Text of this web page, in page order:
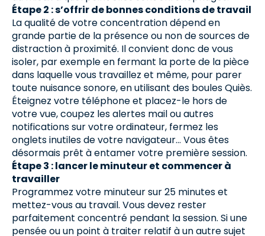
Étape 2 : s’offrir de bonnes conditions de travail
La qualité de votre concentration dépend en
grande partie de la présence ou non de sources de
distraction à proximité. Il convient donc de vous
isoler, par exemple en fermant la porte de la pièce
dans laquelle vous travaillez et même, pour parer
toute nuisance sonore, en utilisant des boules Quiès.
Éteignez votre téléphone et placez-le hors de
votre vue, coupez les alertes mail ou autres
notifications sur votre ordinateur, fermez les
onglets inutiles de votre navigateur… Vous êtes
désormais prêt à entamer votre première session.
Étape 3 : lancer le minuteur et commencer à
travailler
Programmez votre minuteur sur 25 minutes et
mettez-vous au travail. Vous devez rester
parfaitement concentré pendant la session. Si une
pensée ou un point à traiter relatif à un autre sujet